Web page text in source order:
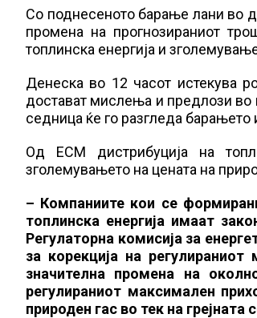
Со поднесеното барање лани во
промена на прогнозираниот
топлинска енергија и
Денеска во 12 часот истекува
достават мислења и предлози во
седница ќе го разгледа
Од ЕСМ дистрибуција на
зголемувањето на цената на
– Компаниите кои се
топлинска енергија имаат
Регулаторна комисија за
за корекција на
значителна промена на
регулираниот максимален
природен гас во тек на грејната